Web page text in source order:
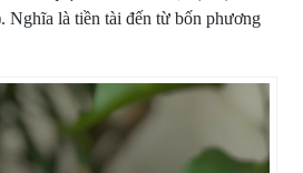
là tiền tài đến từ bốn phương